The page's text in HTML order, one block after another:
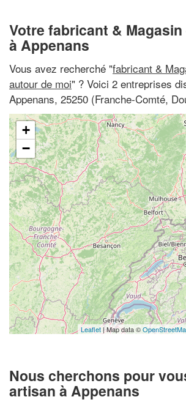
Votre fabricant &
à Appenans
Vous avez recherché "fabricant &
autour de moi" ? Voici 2 entreprises
Appenans, 25250 (Franche-Comté,
+
−
Leaflet| Map data ©
Nous cherchons pour
artisan à Appenans